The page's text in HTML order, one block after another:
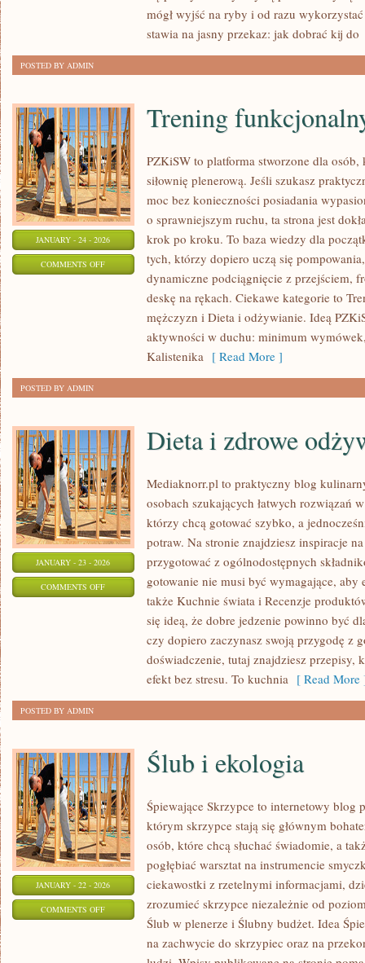
mógł wyjść na ryby i od razu
stawia na jasny przekaz: jak dobrać kij do
POSTED BY ADMIN
JANUARY - 24 - 2026
COMMENTS OFFON
FUNKCJONALNY
Trening
PZKiSW to platforma stworzone dla
siłownię plenerową. Jeśli szukasz
moc bez konieczności posiadania
o sprawniejszym ruchu, ta strona jest
krok po kroku. To baza wiedzy dla
tych, którzy dopiero uczą się
dynamiczne podciągnięcie z przejściem,
deskę na rękach. Ciekawe kategorie to
mężczyzn i Dieta i odżywianie. Ideą
aktywności w duchu: minimum
Kalistenika [ Read More ]
POSTED BY ADMIN
JANUARY - 23 - 2026
COMMENTS OFFON
ODŻYWIANIE
Dieta i zdrowe
Mediaknorr.pl to praktyczny blog
osobach szukających łatwych rozwiązań
którzy chcą gotować szybko, a
potraw. Na stronie znajdziesz inspiracje
przygotować z ogólnodostępnych
gotowanie nie musi być wymagające, aby
także Kuchnie świata i Recenzje
się ideą, że dobre jedzenie powinno być
czy dopiero zaczynasz swoją przygodę z
doświadczenie, tutaj znajdziesz przepisy,
efekt bez stresu. To kuchnia [ Read More
POSTED BY ADMIN
JANUARY - 22 - 2026
COMMENTS OFFON
Ślub i ekologia
Śpiewające Skrzypce to internetowy blog
którym skrzypce stają się głównym
osób, które chcą słuchać świadomie, a
pogłębiać warsztat na instrumencie
ciekawostki z rzetelnymi informacjami,
zrozumieć skrzypce niezależnie od
Ślub w plenerze i Ślubny budżet. Idea
na zachwycie do skrzypiec oraz na